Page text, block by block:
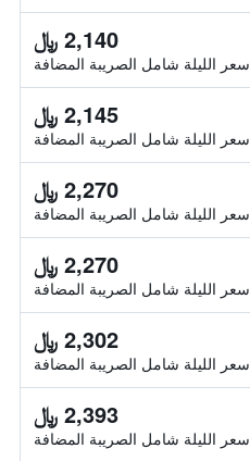
2,140 ﷼
سعر الليلة شامل الصريبة المضافة
2,145 ﷼
سعر الليلة شامل الصريبة المضافة
2,270 ﷼
سعر الليلة شامل الصريبة المضافة
2,270 ﷼
سعر الليلة شامل الصريبة المضافة
2,302 ﷼
سعر الليلة شامل الصريبة المضافة
2,393 ﷼
سعر الليلة شامل الصريبة المضافة